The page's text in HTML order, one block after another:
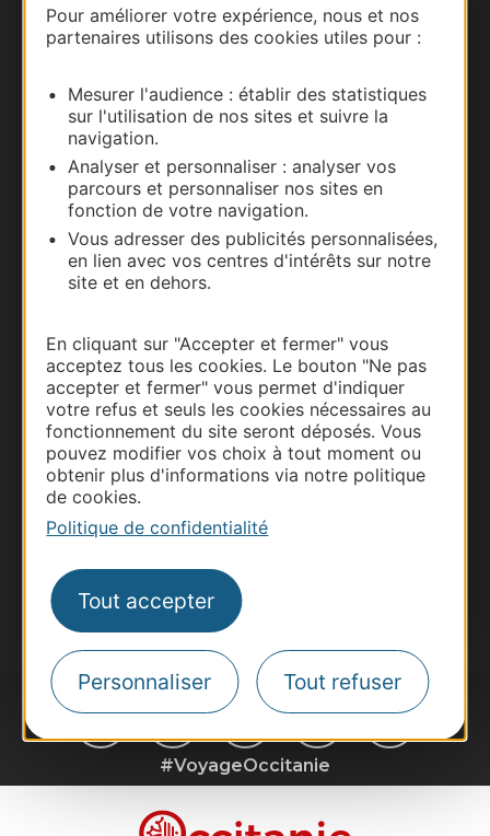
Pour améliorer votre expérience, nous et nos
partenaires utilisons des cookies utiles pour :
Mesurer l'audience : établir des statistiques
sur l'utilisation de nos sites et suivre la
navigation.
Analyser et personnaliser : analyser vos
parcours et personnaliser nos sites en
fonction de votre navigation.
Vous adresser des publicités personnalisées,
en lien avec vos centres d'intérêts sur notre
site et en dehors.
En cliquant sur "Accepter et fermer" vous
acceptez tous les cookies. Le bouton "Ne pas
accepter et fermer" vous permet d'indiquer
votre refus et seuls les cookies nécessaires au
fonctionnement du site seront déposés. Vous
pouvez modifier vos choix à tout moment ou
obtenir plus d'informations via notre politique
de cookies.
Politique de confidentialité
Tout accepter
Personnaliser Tout refuser
Carte interactive
Thermalisme
Business/Mice
Pros d'Occitanie
Site presse et d'influence
Voyagistes
Destination Sport
Inscrivez-vous à la lettre d'information
suggestions de séjours, de visites et de sorties.
Je m'abonne
#VoyageOccitanie